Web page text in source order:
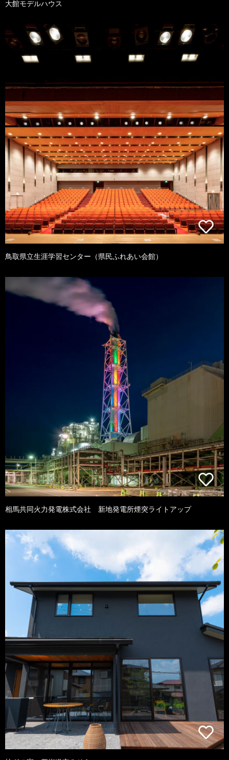
大館モデルハウス
鳥取県立生涯学習センター（県民ふれあい会館）
相馬共同火力発電株式会社 新地発電所煙突ライトアップ